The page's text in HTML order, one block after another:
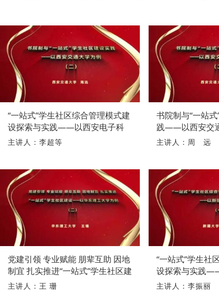
“一站式”学生社区综合管理模式建
设探索与实践——以西安电子科
技大学为例
主讲人：李超等
书院制与“一站
践——以西安交
主讲人：周 远
党建引领 专业赋能 朋辈互助 因地
制宜 扎实推进“一站式”学生社区建
设——以华东理工大学为例
主讲人：王 珊
“一站式”学生社
设探索与实践
例
主讲人：李振丽